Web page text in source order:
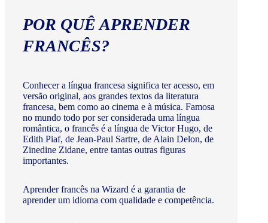
POR QUÊ APRENDER
FRANCÊS?
Conhecer a língua francesa significa ter acesso, em
versão original, aos grandes textos da literatura
francesa, bem como ao cinema e à música. Famosa
no mundo todo por ser considerada uma língua
romântica, o francês é a língua de Victor Hugo, de
Edith Piaf, de Jean-Paul Sartre, de Alain Delon, de
Zinedine Zidane, entre tantas outras figuras
importantes.
Aprender francês na Wizard é a garantia de
aprender um idioma com qualidade e competência.